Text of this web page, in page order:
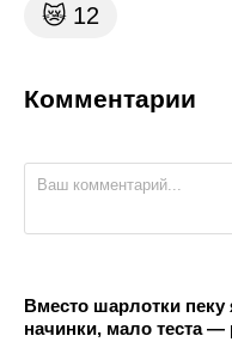
😿 12
Комментарии
Вместо шарлотки
начинки, мало теста —